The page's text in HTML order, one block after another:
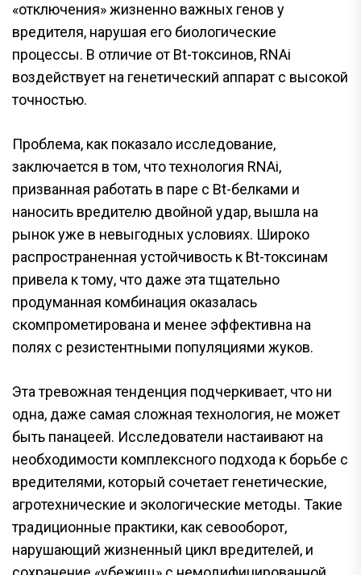
«отключения» жизненно важных генов у
вредителя, нарушая его биологические
процессы. В отличие от Bt-токсинов, RNAi
воздействует на генетический аппарат с высокой
точностью.
Проблема, как показало исследование,
заключается в том, что технология RNAi,
призванная работать в паре с Bt-белками и
наносить вредителю двойной удар, вышла на
рынок уже в невыгодных условиях. Широко
распространенная устойчивость к Bt-токсинам
привела к тому, что даже эта тщательно
продуманная комбинация оказалась
скомпрометирована и менее эффективна на
полях с резистентными популяциями жуков.
Эта тревожная тенденция подчеркивает, что ни
одна, даже самая сложная технология, не может
быть панацеей. Исследователи настаивают на
необходимости комплексного подхода к борьбе с
вредителями, который сочетает генетические,
агротехнические и экологические методы. Такие
традиционные практики, как севооборот,
нарушающий жизненный цикл вредителей, и